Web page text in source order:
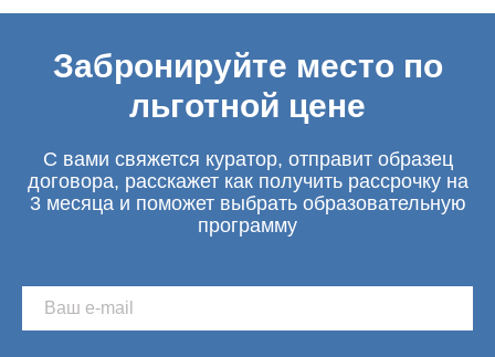
Забронируйте место по
льготной цене
С вами свяжется куратор, отправит образец
договора, расскажет как получить рассрочку на
3 месяца и поможет выбрать образовательную
программу